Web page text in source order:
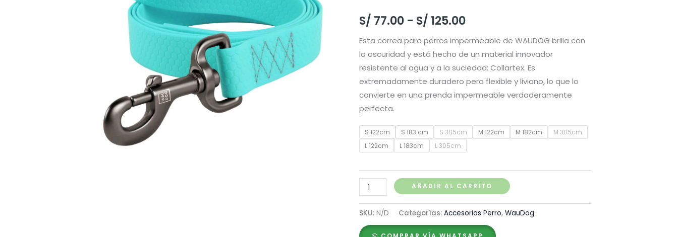
S/ 77.00 - S/ 125.00Rango
de
precios:
desde
S/ 77.00
hasta
S/ 125.00
Esta correa para perros impermeable de WAUDOG brilla con
la oscuridad y está hecho de un material innovador
resistente al agua y a la suciedad: Collartex. Es
extremadamente duradero pero flexible y liviano, lo que lo
convierte en una prenda impermeable verdaderamente
perfecta.
S 122cm S 183 cm S 305cm M 122cm M 182cm
M 305cm
L 122cm
L 183cm L 305cm
Waudog
Correa
Waterproof
Mentol
AÑADIR AL CARRITO
SKU: N/D Categorías: Accesorios Perro, WauDog